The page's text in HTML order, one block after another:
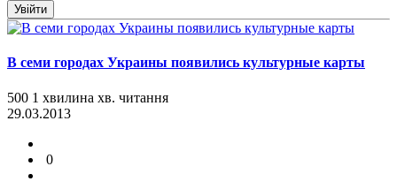
Увійти
В семи городах Украины появились культурные карты
500 1 хвилина хв. читання
29.03.2013
0